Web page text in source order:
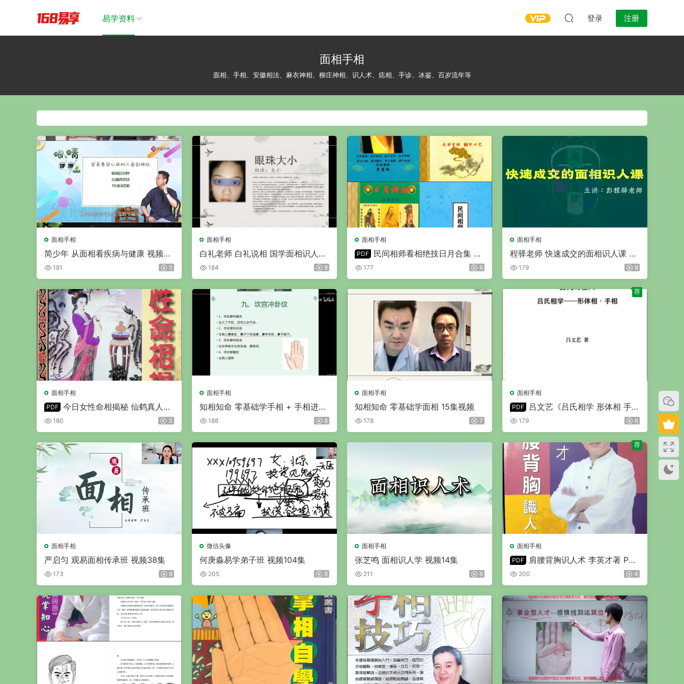
易学资料 登录 注册
面相手相
面相、手相、安徽相法、麻衣神相、柳庄神相、识人术、痣相、手诊、冰鉴、百岁流年等
面相手相
简少年 从面相看疾病与健康 视频5
集 181 5
面相手相
白礼老师 白礼说相 国学面相识人速
成班 视频10集
184 8
面相手相
PDF
民间相师看相绝技日月合集 P
DF 4份
177 6
面相手相
程驿老师 快速成交的面相识人课 视
频13集
179 8
面相手相
PDF 今日女性命相揭秘 仙鹤真人著
PDF 194页
180 3
面相手相
知相知命 零基础学手相 + 手相进阶
视频共221集
188 8
面相手相
知相知命 零基础学面相 15集视频
178 7
面相手相
PDF
吕文艺《吕氏相学 形体相 手相
学》2025年 彩色PDF版 328页
179 6
荐
面相手相
严启匀 观易面相传承班 视频38集
173 8
微信头像
何庚淼易学弟子班 视频104集
205 8
面相手相
张芝鸣 面相识人学 视频14集
211 6
面相手相
PDF
肩腰背胸识人术 李英才著 PDF
版 402页
200 4
荐